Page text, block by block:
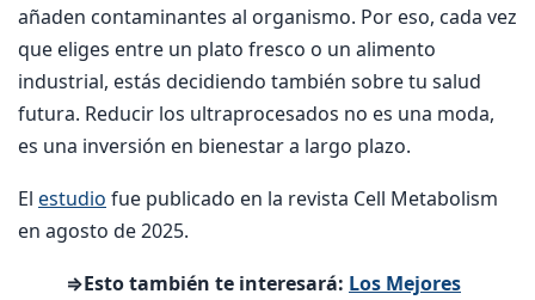
añaden contaminantes al organismo. Por eso, cada vez
que eliges entre un plato fresco o un alimento
industrial, estás decidiendo también sobre tu salud
futura. Reducir los ultraprocesados no es una moda,
es una inversión en bienestar a largo plazo.
El estudio fue publicado en la revista Cell Metabolism
en agosto de 2025.
⇒Esto también te interesará: Los Mejores